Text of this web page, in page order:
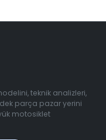
teknik analizleri,
parça pazar yerini
motosiklet